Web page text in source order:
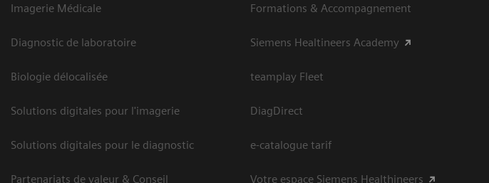
Imagerie Médicale
Diagnostic de laboratoire
Biologie délocalisée
Solutions digitales pour l'imagerie
Solutions digitales pour le diagnostic
Partenariats de valeur & Conseil
Formations & Accompagnement
Siemens Healtineers Academy
teamplay Fleet
DiagDirect
e-catalogue tarif
Votre espace Siemens Healthineers